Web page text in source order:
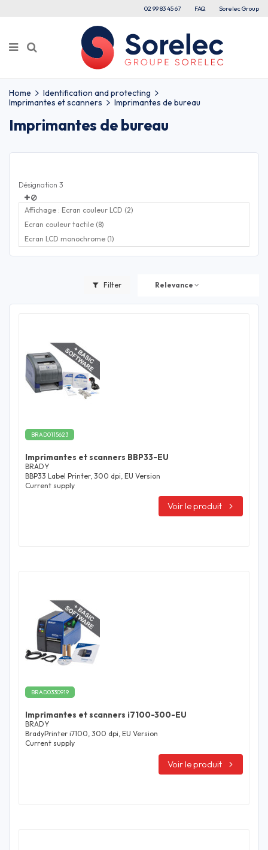
02 99 83 45 67 FAQ Sorelec Group
Home
Identification and protecting
Imprimantes et scanners
Imprimantes de bureau
Imprimantes de bureau
Désignation 3
Affichage : Ecran couleur LCD (2)
Ecran couleur tactile (8)
Ecran LCD monochrome (1)
Filter Relevance
BRAD0115623
Imprimantes et scanners BBP33-EU
BRADY
BBP33 Label Printer, 300 dpi, EU Version
Current supply
Voir le produit
BRAD0330919
Imprimantes et scanners i7100-300-EU
BRADY
BradyPrinter i7100, 300 dpi, EU Version
Current supply
Voir le produit